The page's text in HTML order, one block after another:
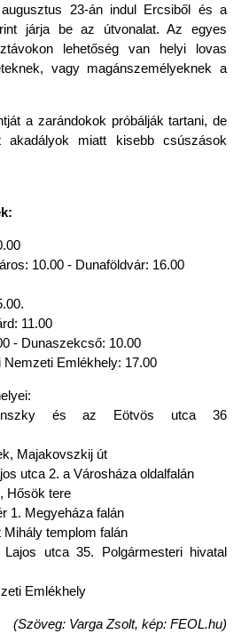
23-án indul Ercsiből és a
járja be az útvonalat. Az egyes
lehetőség van helyi lovas
vagy magánszemélyeknek a
a zarándokok próbálják tartani, de
miatt kisebb csúszások
10.00 - Dunaföldvár: 16.00
11.00
- Dunaszekcső: 10.00
Emlékhely: 17.00
és az Eötvös utca 36
Majakovszkij út
utca 2. a Városháza oldalfalán
Hősök tere
1. Megyeháza falán
Mihály templom falán
utca 35. Polgármesteri hivatal
Emlékhely
(Szöveg: Varga Zsolt, kép: FEOL.hu)